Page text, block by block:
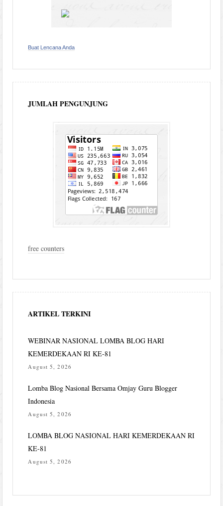
Buat Lencana Anda
JUMLAH PENGUNJUNG
free counters
ARTIKEL TERKINI
WEBINAR NASIONAL LOMBA BLOG HARI
KEMERDEKAAN RI KE-81
August 5, 2026
Lomba Blog Nasional Bersama Omjay Guru Blogger
Indonesia
August 5, 2026
LOMBA BLOG NASIONAL HARI KEMERDEKAAN RI
KE-81
August 5, 2026